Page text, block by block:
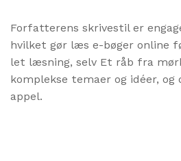
Forfatterens skrivestil er
hvilket gør læs e-bøger online
let læsning, selv Et råb fra
komplekse temaer og idéer, og
appel.